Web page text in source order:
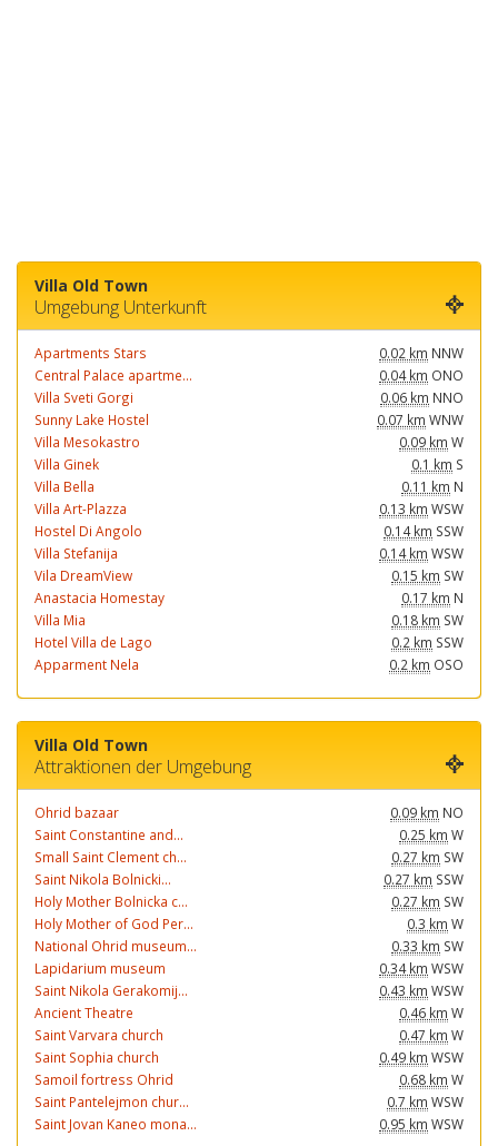
Villa Old Town
Umgebung Unterkunft
Apartments Stars 0.02 km NNW
Central Palace apartme...
0.04 km ONO
Villa Sveti Gorgi
0.06 km NNO
Sunny Lake Hostel
0.07 km WNW
Villa Mesokastro
0.09 km W
Villa Ginek
0.1 km S
Villa Bella
0.11 km N
Villa Art-Plazza
0.13 km WSW
Hostel Di Angolo
0.14 km SSW
Villa Stefanija
0.14 km WSW
Vila DreamView
0.15 km SW
Anastacia Homestay
0.17 km N
Villa Mia
0.18 km SW
Hotel Villa de Lago
0.2 km SSW
Apparment Nela
0.2 km OSO
Villa Old Town
Attraktionen der Umgebung
Ohrid bazaar 0.09 km NO
Saint Constantine and...
0.25 km W
Small Saint Clement ch...
0.27 km SW
Saint Nikola Bolnicki...
0.27 km SSW
Holy Mother Bolnicka c...
0.27 km SW
Holy Mother of God Per...
0.3 km W
National Ohrid museum...
0.33 km SW
Lapidarium museum
0.34 km WSW
Saint Nikola Gerakomij...
0.43 km WSW
Ancient Theatre
0.46 km W
Saint Varvara church
0.47 km W
Saint Sophia church
0.49 km WSW
Samoil fortress Ohrid
0.68 km W
Saint Pantelejmon chur...
0.7 km WSW
Saint Jovan Kaneo mona...
0.95 km WSW